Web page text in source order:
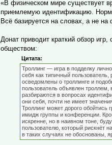
«В физическом мире существует
приемлемую идентификацию.
Всё базируется на словах, а не на
Донат приводит краткий обзор
обществом:
Цитата:
Троллинг — игра в подделку
себя как типичный
осведомлены о троллинге и
пользователь объявлен троллем,
разбираются в вопросах
они себя, почти не имеет
Троллинг может дорого обойтись
имидж группы и конференции.
искренне, но в наивном тоне,
пользователю, который рискнёт
в таких случаях не обоснованы,